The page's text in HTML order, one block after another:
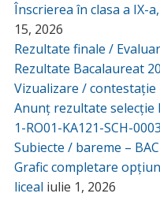
Înscrierea în clasa a IX-
15, 2026
Rezultate finale /
Rezultate Bacalaureat
Vizualizare / contestație
Anunț rezultate selecție
1-RO01-KA121-SCH-
Subiecte / bareme –
Grafic completare
liceal iulie 1, 2026